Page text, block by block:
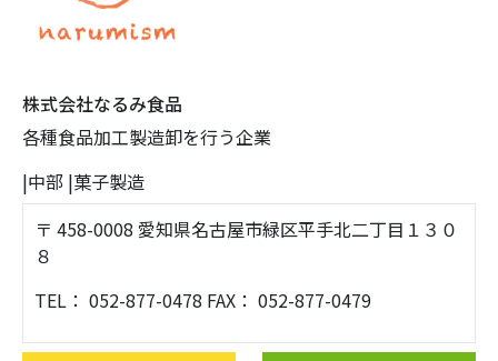
株式会社なるみ食品
各種食品加工製造卸を行う企業
|中部 |菓子製造
〒 458-0008 愛知県名古屋市緑区平手北二丁目１３０
８
TEL： 052-877-0478 FAX： 052-877-0479